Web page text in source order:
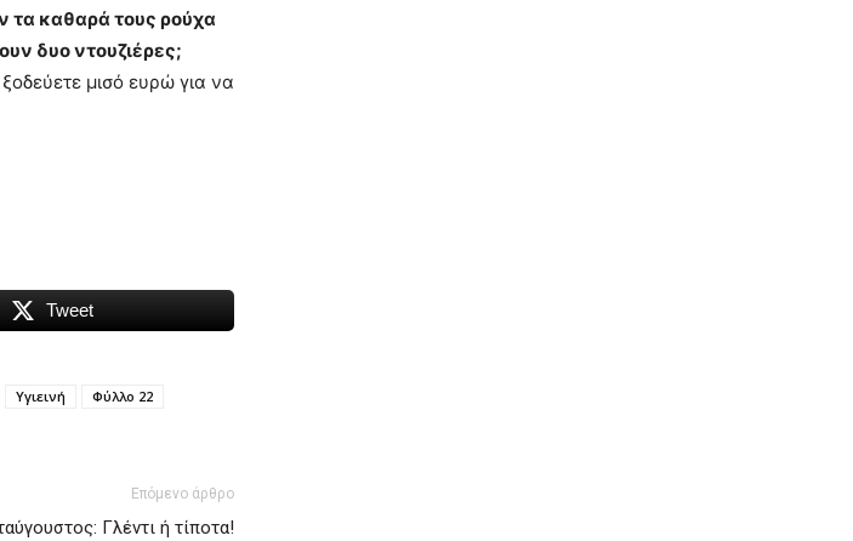
τα καθαρά τους ρούχα
δυο ντουζιέρες;
μισό ευρώ για να
Tweet
Υγιεινή Φύλλο 22
Επόμενο άρθρο
Γλέντι ή τίποτα!